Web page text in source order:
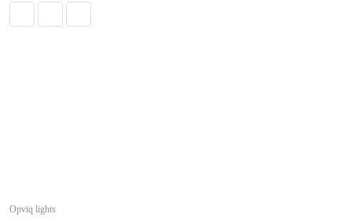
Opviq lights